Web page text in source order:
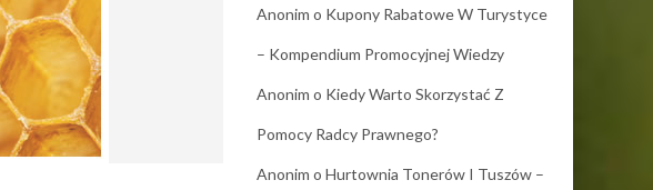
Anonim o Kupony Rabatowe W Turystyce
– Kompendium Promocyjnej Wiedzy
Anonim o Kiedy Warto Skorzystać Z
Pomocy Radcy Prawnego?
Anonim o Hurtownia Tonerów I Tuszów –